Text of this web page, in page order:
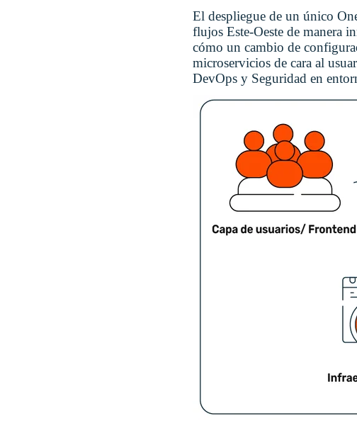
El despliegue de un único
flujos Este-Oeste de manera
cómo un cambio de
microservicios de cara al
DevOps y Seguridad en